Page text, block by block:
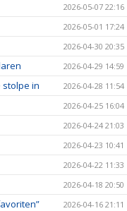
2026-05-07 22:16
2026-05-01 17:24
2026-04-30 20:35
2026-04-29 14:59
stolpe in 2026-04-28 11:54
2026-04-25 16:04
2026-04-24 21:03
2026-04-23 10:41
2026-04-22 11:33
2026-04-18 20:50
2026-04-16 21:11